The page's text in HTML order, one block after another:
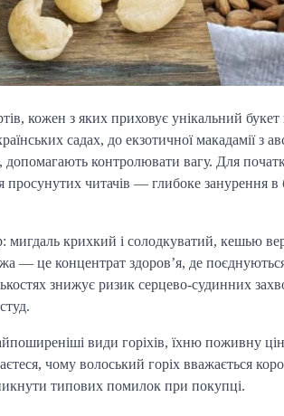
кожен з яких приховує унікальний
садах, до екзотичної макадамії з
контролювати вагу. Для
читачів — глибоке занурення в
мигдаль крихкий і солодкуватий, кешью
— це концентрат здоров’я, де
знижує ризик серцево-судинних
види горіхів, їхню поживну
чому волоський горіх вважається
типових помилок при покупці.